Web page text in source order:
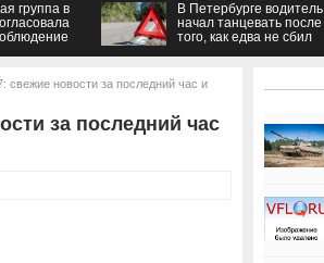
группа в
В Петербурге водитель
начал танцевать после
того, как едва не сбил
свежие новости за последний час и
за последний час